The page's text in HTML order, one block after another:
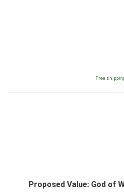
Free
Proposed Value: God of